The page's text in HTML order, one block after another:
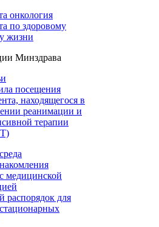
онкология
по здоровому
жизни
Минздрава
посещения
находящегося в
реанимации и
терапии
медицинской
распорядок для